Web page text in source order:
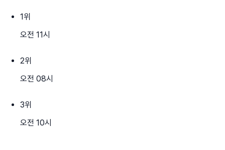
1위
오전 11시
2위
오전 08시
3위
오전 10시